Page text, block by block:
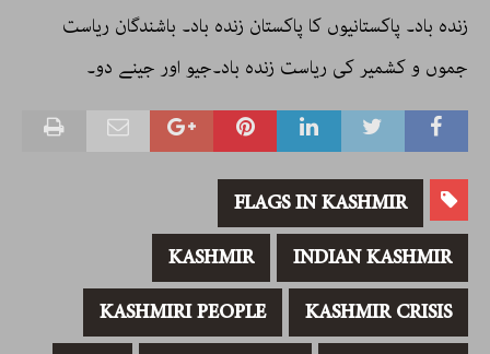
زندہ باد۔ پاکستانیوں کا پاکستان زندہ باد۔ باشندگان ریاست
جموں و کشمیر کی ریاست زندہ باد۔جیو اور جینے دو۔
FLAGS IN KASHMIR
INDIAN KASHMIR
KASHMIR
KASHMIR CRISIS
KASHMIRI PEOPLE